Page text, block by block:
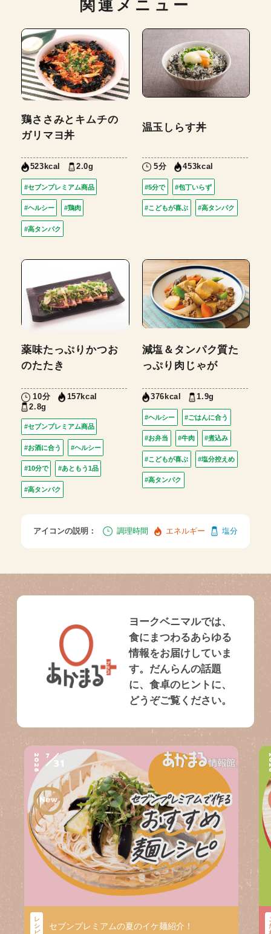
関連メニュー
鶏ささみとキムチの
ガリマヨ丼
523kcal 2.0g
#セブンプレミアム商品
#ヘルシー #鶏肉
#高タンパク
温玉しらす丼
5分 453kcal
#5分で #包丁いらず
#こどもが喜ぶ #高タンパク
薬味たっぷりかつお
のたたき
10分
157kcal
2.8g
#セブンプレミアム商品
#お酒に合う #ヘルシー
#10分で #あともう1品
#高タンパク
減塩＆タンパク質た
っぷり肉じゃが
376kcal 1.9g
#ヘルシー #ごはんに合う
#お弁当 #牛肉 #煮込み
#こどもが喜ぶ #塩分控えめ
#高タンパク
アイコンの説明： 調理時間 エネルギー 塩分
ヨークベニマルでは、
食にまつわるあらゆる
情報をお届けしていま
す。だんらんの話題
に、食卓のヒントに、
どうぞご覧ください。
2026 7
31
レ
シ
ピ
セブンプレミアムの夏のイケ麺紹介！